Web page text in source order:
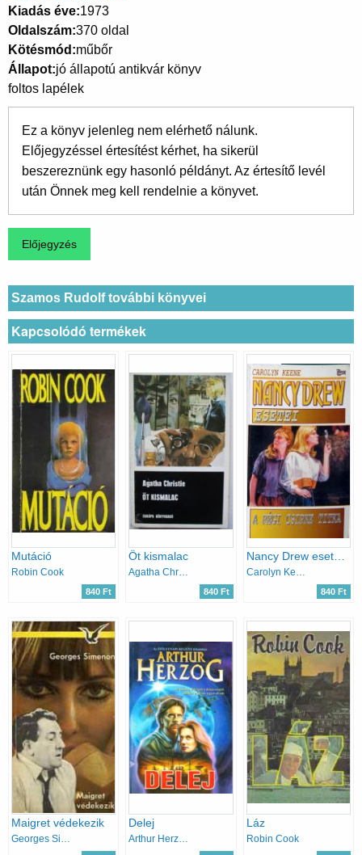
Kiadás éve 1973
Oldalszám 370 oldal
Kötésmód műbőr
Állapot jó állapotú antikvár könyv
foltos lapélek
Ez a könyv jelenleg nem elérhető nálunk.
Előjegyzéssel értesítést kérhet, ha sikerül
beszereznünk egy hasonló példányt. Az értesítő levél
után Önnek meg kell rendelnie a könyvet.
Szamos Rudolf további könyvei
Kapcsolódó termékek
Mutáció
Robin Cook
840 Ft
Öt kismalac
Agatha Christie
840 Ft
Nancy Drew esetei: A régi csipke titka
Carolyn Keene
840 Ft
Maigret védekezik Delej Láz
Robin Cook